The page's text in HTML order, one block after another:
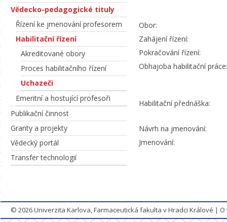
Vědecko-pedagogické tituly
Řízení ke jmenování profesorem
Habilitační řízení
Akreditované obory
Proces habilitačního řízení
Uchazeči
Emeritní a hostující profesoři
Publikační činnost
Granty a projekty
Vědecký portál
Transfer technologií
Obor:
Zahájení řízení:
Pokračování řízení:
Obhajoba habilitační práce:
Habilitační přednáška:
Návrh na jmenování:
Jmenování:
© 2026Univerzita Karlova, Farmaceutická fakulta v Hradci Králové |